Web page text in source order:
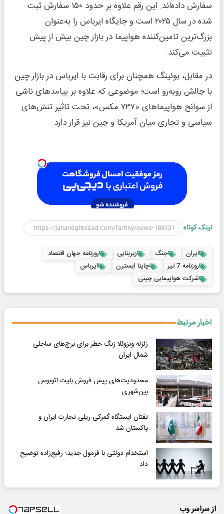
سفارش داده‌اند. این رقم علاوه بر حدود ۱۵۰ سفارش ثبت‌
شده در سال ۲۰۲۵ است و جایگاه ایرباس را به‌عنوان
بزرگ‌ترین تامین‌کننده هواپیما در بازار چین بیش از پیش
تثبیت می‌کند.
در مقابل، بوئینگ همچنان برای رقابت با ایرباس در بازار چین
با چالش روبه‌رو است؛ موضوعی که علاوه بر پیامدهای ناشی
از سوانح هواپیماهای «۷۳۷ مکس»، تحت تاثیر تنش‌های
سیاسی و تجاری میان آمریکا و چین نیز قرار دارد.
لینک کوتاه
ایران جنگ زیربنایی
روزنامه جهان اقتصاد
روزنامه 7 تیر
چاینا ایسترن
ایرباس
شرکت هواپیمایی چینی
اخبار مرتبط
زلزله ونزوئلا زنگ خطر برای برج‌های ساحلی
شمال ایران
محدودیت‌های پیش فروش بلیت اتوبوس
بین‌شهری
تفتان ایستگاه گمرکی ریلی تجارت ایران و
پاکستان شد
استخدام دولتی با فرمول جدید؛ رفیع‌زاده توضیح
داد
از سراسر وب